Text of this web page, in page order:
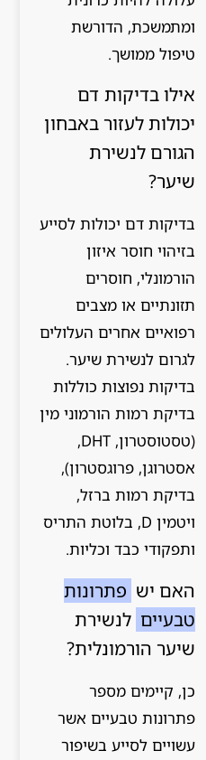
ומתמשכת, הדורשת
טיפול ממושך.
אילו בדיקות דם
יכולות לעזור באבחון
הגורם לנשירת
שיער?
בדיקות דם יכולות לסייע
בזיהוי חוסר איזון
הורמונלי, חוסרים
תזונתיים או מצבים
רפואיים אחרים העלולים
לגרום לנשירת שיער.
בדיקות נפוצות כוללות
בדיקת רמות הורמוני מין
(טסטוסטרון, DHT,
אסטרוגן, פרוגסטרון),
בדיקת רמות ברזל,
ויטמין D, בלוטת התריס
ותפקודי כבד וכליות.
האם יש פתרונות
טבעיים לנשירת
שיער הורמונלית?
כן, קיימים מספר
פתרונות טבעיים אשר
עשויים לסייע בשיפור